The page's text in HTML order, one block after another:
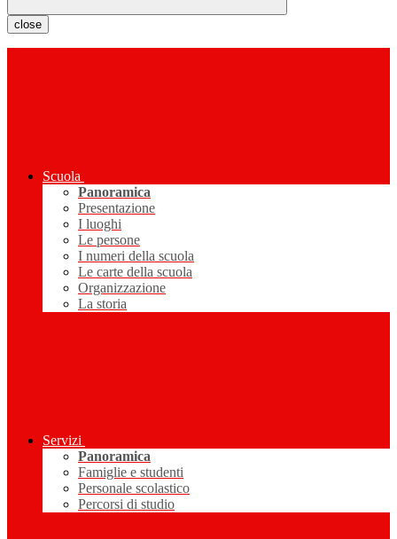
close
Scuola
Panoramica
Presentazione
I luoghi
Le persone
I numeri della scuola
Le carte della scuola
Organizzazione
La storia
Servizi
Panoramica
Famiglie e studenti
Personale scolastico
Percorsi di studio